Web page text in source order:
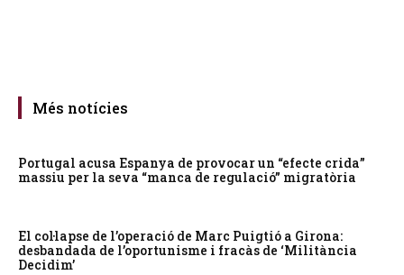
Més notícies
Portugal acusa Espanya de provocar un “efecte crida”
massiu per la seva “manca de regulació” migratòria
El col·lapse de l’operació de Marc Puigtió a Girona:
desbandada de l’oportunisme i fracàs de ‘Militància
Decidim’